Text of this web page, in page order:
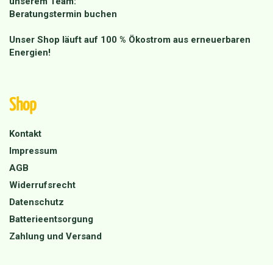
Beratungstermin buchen
Unser Shop läuft auf 100 % Ökostrom aus erneuerbaren
Energien!
Shop
Kontakt
Impressum
AGB
Widerrufsrecht
Datenschutz
Batterieentsorgung
Zahlung und Versand